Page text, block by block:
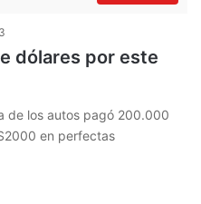
dólares por este
de los autos pagó 200.000
en perfectas